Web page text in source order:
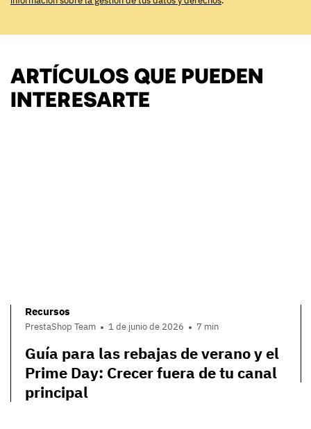
ARTÍCULOS QUE PUEDEN
INTERESARTE
Recursos
PrestaShop Team 1 de junio de 2026 7 min
Guía para las rebajas de verano y el
Prime Day: Crecer fuera de tu canal
principal